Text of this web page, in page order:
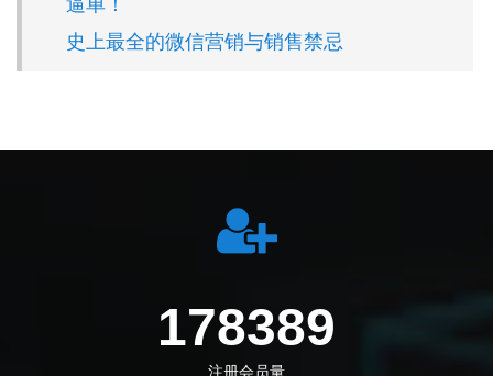
史上最全的微信营销与销售禁忌
198972
注册会员量